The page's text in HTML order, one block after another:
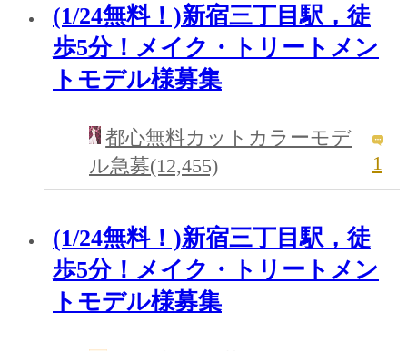
(1/24無料！)新宿三丁目駅，徒
歩5分！メイク・トリートメン
トモデル様募集
都心無料カットカラーモデ
ル急募(12,455)
1
(1/24無料！)新宿三丁目駅，徒
歩5分！メイク・トリートメン
トモデル様募集